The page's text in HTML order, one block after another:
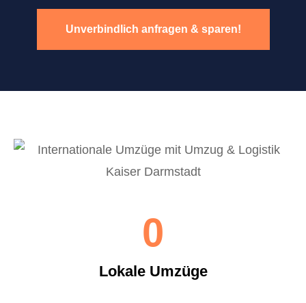
Unverbindlich anfragen & sparen!
Lokale Umzüge
0